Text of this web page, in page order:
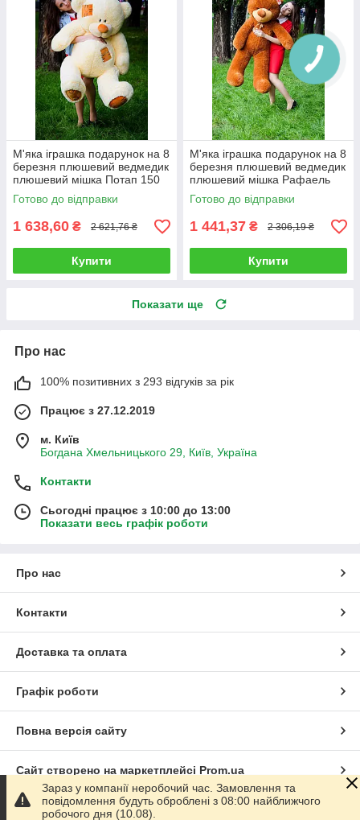
М'яка іграшка подарунок на 8
березня плюшевий ведмедик
плюшевий мішка Потап 150
см Кремовий
Готово до відправки
1 638,60 ₴ 2 621,76 ₴
Купити
М'яка іграшка подарунок на 8
березня плюшевий ведмедик
плюшевий мішка Рафаель
140 см Коричневий
Готово до відправки
1 441,37 ₴ 2 306,19 ₴
Купити
Показати ще
Про нас
100% позитивних з 293 відгуків за рік
Працює з 27.12.2019
м. Київ
Богдана Хмельницького 29, Київ, Україна
Контакти
Сьогодні працює з 10:00 до 13:00
Показати весь графік роботи
Про нас
Контакти
Доставка та оплата
Графік роботи
Повна версія сайту
Сайт створено на маркетплейсі Prom.ua
Політика конфіденційності
Зараз у компанії неробочий час. Замовлення та
повідомлення будуть оброблені з 08:00 найближчого
робочого дня (10.08).